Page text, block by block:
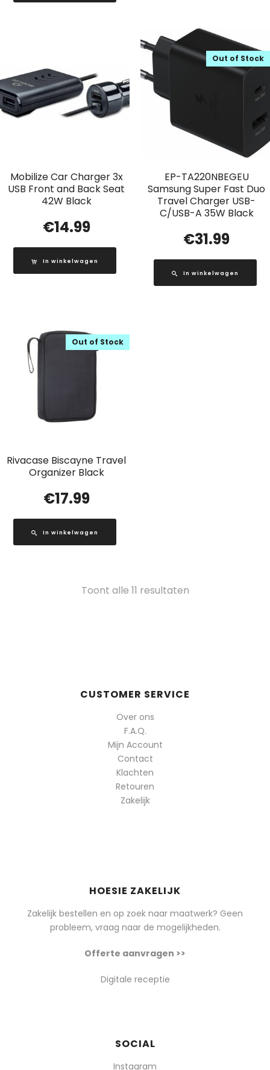
Mobilize Car Charger 3x
USB Front and Back Seat
42W Black
€14.99
In winkelwagen
EP-TA220NBEGEU
Samsung Super Fast Duo
Travel Charger USB-
C/USB-A 35W Black
Out of Stock
€31.99
In winkelwagen
Rivacase Biscayne Travel
Organizer Black
Out of Stock
€17.99
In winkelwagen
Toont alle 11 resultatenGesorteerd
CUSTOMER SERVICE
Over ons
F.A.Q.
Mijn Account
Contact
Klachten
Retouren
Zakelijk
HOESIE ZAKELIJK
Zakelijk bestellen en op zoek naar maatwerk? Geen
probleem, vraag naar de mogelijkheden.
Offerte aanvragen >>
Digitale receptie
SOCIAL
Instagram